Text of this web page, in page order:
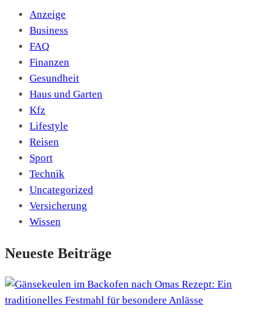
Anzeige
Business
FAQ
Finanzen
Gesundheit
Haus und Garten
Kfz
Lifestyle
Reisen
Sport
Technik
Uncategorized
Versicherung
Wissen
Neueste Beiträge